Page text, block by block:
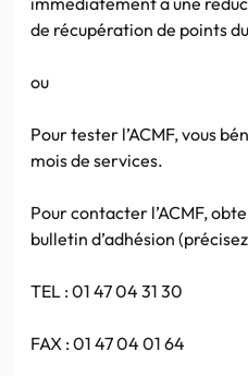
de récupération de points
ou
Pour tester l’ACMF, vous
mois de services.
Pour contacter l’ACMF,
bulletin d’adhésion
TEL : 01 47 04 31 30
FAX : 01 47 04 01 64